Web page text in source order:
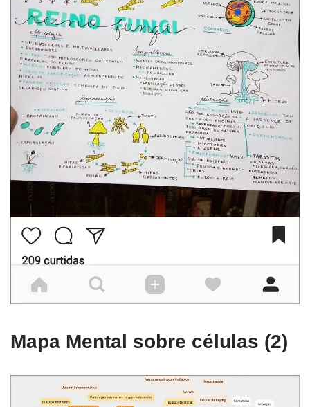
Mapa Mental sobre células (2)